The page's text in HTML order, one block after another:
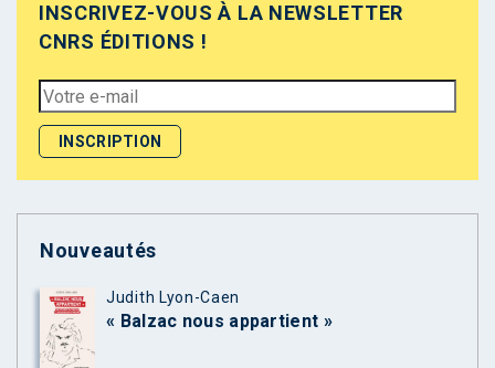
INSCRIVEZ-VOUS À LA NEWSLETTER
CNRS ÉDITIONS !
Nouveautés
Judith Lyon-Caen
« Balzac nous appartient »